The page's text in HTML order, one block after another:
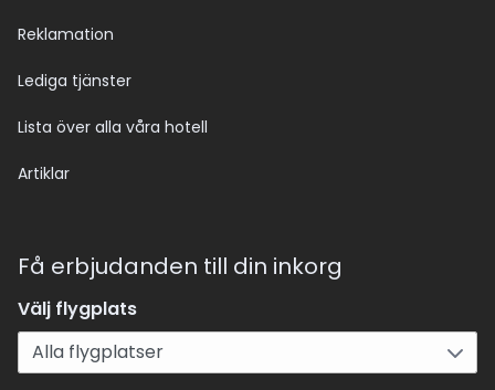
Reklamation
Lediga tjänster
Lista över alla våra hotell
Artiklar
Få erbjudanden till din inkorg
Välj flygplats